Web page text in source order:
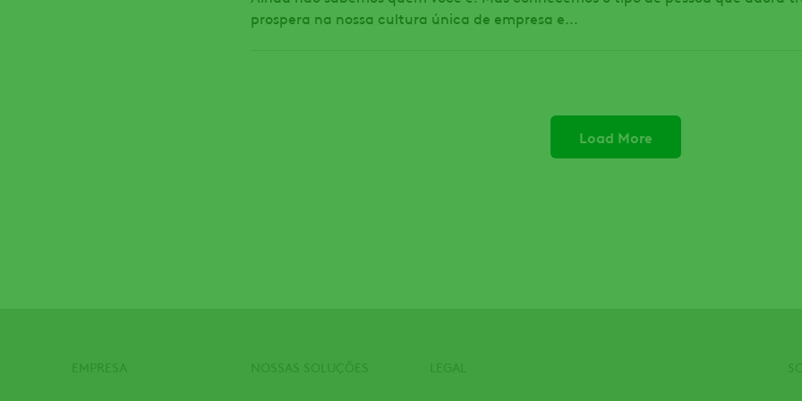
prospera na nossa cultura única de empresa e...
Load More